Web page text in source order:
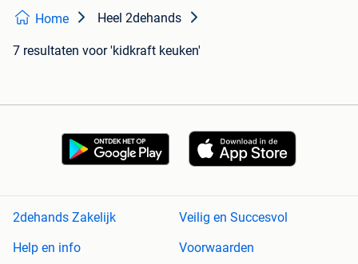
Home Heel 2dehands
7 resultaten voor 'kidkraft keuken'
2dehands Zakelijk
Veilig en Succesvol
Help en info
Voorwaarden